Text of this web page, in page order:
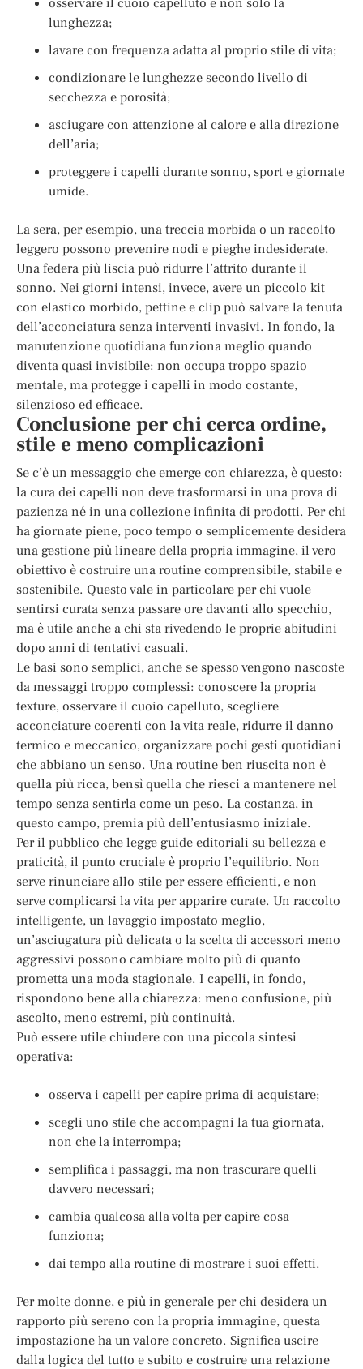
lunghezza;
lavare con frequenza adatta al proprio stile di vita;
condizionare le lunghezze secondo livello di
secchezza e porosità;
asciugare con attenzione al calore e alla direzione
dell’aria;
proteggere i capelli durante sonno, sport e giornate
umide.
La sera, per esempio, una treccia morbida o un raccolto
leggero possono prevenire nodi e pieghe indesiderate.
Una federa più liscia può ridurre l’attrito durante il
sonno. Nei giorni intensi, invece, avere un piccolo kit
con elastico morbido, pettine e clip può salvare la tenuta
dell’acconciatura senza interventi invasivi. In fondo, la
manutenzione quotidiana funziona meglio quando
diventa quasi invisibile: non occupa troppo spazio
mentale, ma protegge i capelli in modo costante,
silenzioso ed efficace.
Conclusione per chi cerca ordine,
stile e meno complicazioni
Se c’è un messaggio che emerge con chiarezza, è questo:
la cura dei capelli non deve trasformarsi in una prova di
pazienza né in una collezione infinita di prodotti. Per chi
ha giornate piene, poco tempo o semplicemente desidera
una gestione più lineare della propria immagine, il vero
obiettivo è costruire una routine comprensibile, stabile e
sostenibile. Questo vale in particolare per chi vuole
sentirsi curata senza passare ore davanti allo specchio,
ma è utile anche a chi sta rivedendo le proprie abitudini
dopo anni di tentativi casuali.
Le basi sono semplici, anche se spesso vengono nascoste
da messaggi troppo complessi: conoscere la propria
texture, osservare il cuoio capelluto, scegliere
acconciature coerenti con la vita reale, ridurre il danno
termico e meccanico, organizzare pochi gesti quotidiani
che abbiano un senso. Una routine ben riuscita non è
quella più ricca, bensì quella che riesci a mantenere nel
tempo senza sentirla come un peso. La costanza, in
questo campo, premia più dell’entusiasmo iniziale.
Per il pubblico che legge guide editoriali su bellezza e
praticità, il punto cruciale è proprio l’equilibrio. Non
serve rinunciare allo stile per essere efficienti, e non
serve complicarsi la vita per apparire curate. Un raccolto
intelligente, un lavaggio impostato meglio,
un’asciugatura più delicata o la scelta di accessori meno
aggressivi possono cambiare molto più di quanto
prometta una moda stagionale. I capelli, in fondo,
rispondono bene alla chiarezza: meno confusione, più
ascolto, meno estremi, più continuità.
Può essere utile chiudere con una piccola sintesi
operativa:
osserva i capelli per capire prima di acquistare;
scegli uno stile che accompagni la tua giornata,
non che la interrompa;
semplifica i passaggi, ma non trascurare quelli
davvero necessari;
cambia qualcosa alla volta per capire cosa
funziona;
dai tempo alla routine di mostrare i suoi effetti.
Per molte donne, e più in generale per chi desidera un
rapporto più sereno con la propria immagine, questa
impostazione ha un valore concreto. Significa uscire
dalla logica del tutto e subito e costruire una relazione